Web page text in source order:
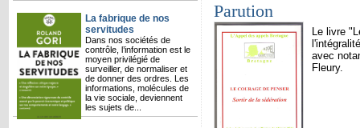
La fabrique de nos
servitudes
Dans nos sociétés de
contrôle, l’information est le
moyen privilégié de
surveiller, de normaliser et
de donner des ordres. Les
informations, molécules de
la vie sociale, deviennent
les sujets de...
Parution
Le livre
avec
Fleury.